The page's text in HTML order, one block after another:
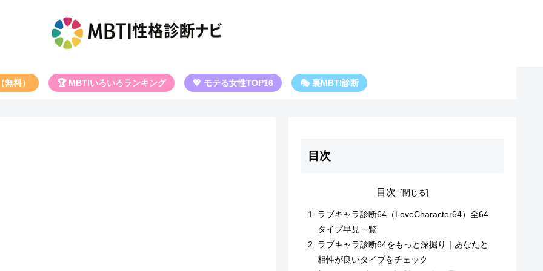
料） 🏆 MBTIいろいろランキング 💖 モテる女性TOP16 🎭 裏MBTI診断
目次
目次
ラブキャラ診断64（LoveCharacter64）全64
タイプ早見一覧
ラブキャラ診断64をもっと深掘り｜あなたと
相性が良いタイプをチェック